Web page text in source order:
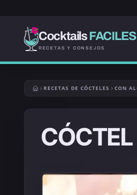
CocktailsFACILES
RECETAS Y CONSEJOS
RECETAS DE CÓCTELES CON